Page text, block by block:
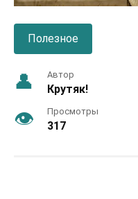
Полезное
Автор
Крутяк!
Просмотры
317